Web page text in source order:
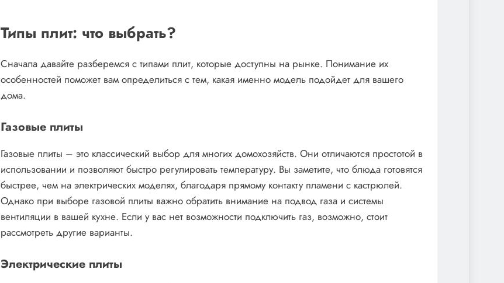
Типы плит: что выбрать?
Сначала давайте разберемся с типами плит, которые доступны на рынке. Понимание их
особенностей поможет вам определиться с тем, какая именно модель подойдет для вашего
дома.
Газовые плиты
Газовые плиты – это классический выбор для многих домохозяйств. Они отличаются простотой в
использовании и позволяют быстро регулировать температуру. Вы заметите, что блюда готовятся
быстрее, чем на электрических моделях, благодаря прямому контакту пламени с кастрюлей.
Однако при выборе газовой плиты важно обратить внимание на подвод газа и системы
вентиляции в вашей кухне. Если у вас нет возможности подключить газ, возможно, стоит
рассмотреть другие варианты.
Электрические плиты